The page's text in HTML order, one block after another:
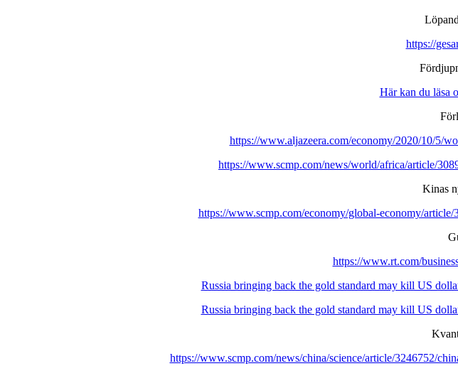
https://
Här kan du läsa
https://www.aljazeera.com/economy/2020/10/5/
https://www.scmp.com/news/world/africa/article/
Kinas
https://www.scmp.com/economy/global-economy/article/
https://www.rt.com/
Russia bringing back the gold standard may kill US
Russia bringing back the gold standard may kill US
https://www.scmp.com/news/china/science/article/3246752/